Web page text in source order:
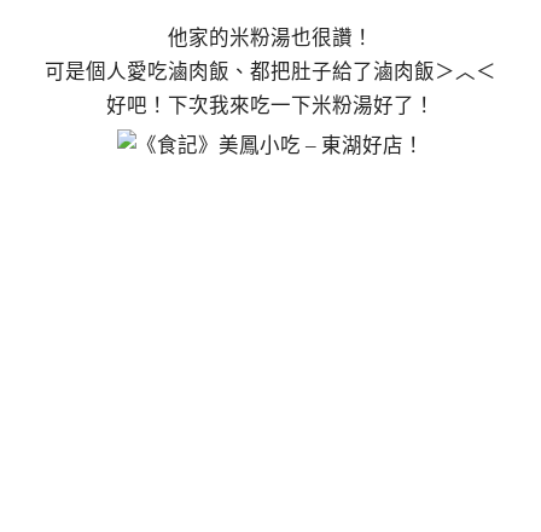
他家的米粉湯也很讚！
可是個人愛吃滷肉飯、都把肚子給了滷肉飯＞︿＜
好吧！下次我來吃一下米粉湯好了！